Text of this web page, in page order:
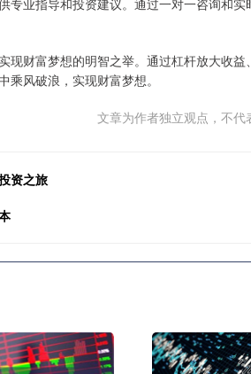
业指导和投资建议。通过一对一咨询和
财富梦想的明智之举。通过杠杆放大收益
风破浪，实现财富梦想。
文章为作者独立观点，不代
资之旅